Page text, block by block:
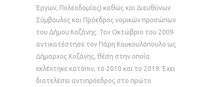
Έργων, Πολεοδομίας) καθώς και Διευθύνων
Σύμβουλος και Πρόεδρος νομικών προσώπων
του Δήμου Κοζάνης. Τον Οκτώβριο του 2009
αντικατέστησε τον Πάρη Κουκουλόπουλο ως
Δήμαρχος Κοζάνης, θέση στην οποία
εκλέχτηκε κατόπιν, το 2010 και το 2019. Έχει
διατελέσει αντιπρόεδρος στο πρώτο